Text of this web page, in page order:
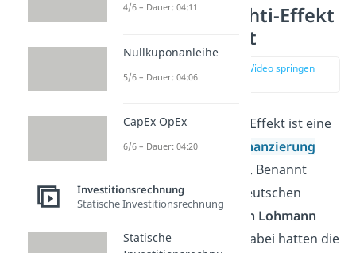
Lohmann-Ruchti-Effekt
einfach erklärt
zur Stelle im Video springen
(00:13)
Der Lohmann-Ruchti-Effekt ist eine
spezielle Form der
Finanzierung
. Benannt
wurde er nach den deutschen
Martin Lohmann
undJohann Ruchti
. Dabei hatten die
4/6 – Dauer: 04:11
Nullkuponanleihe
5/6 – Dauer: 04:06
CapEx OpEx
6/6 – Dauer: 04:20
Investitionsrechnung
Statische Investitionsrechnung
Statische